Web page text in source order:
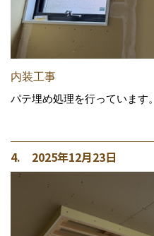
内装工事
パテ埋め処理を行っています。
4. 2025年12月23日